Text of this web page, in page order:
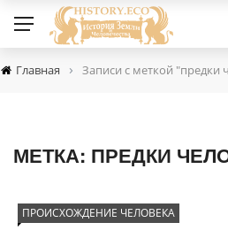
Главная › Записи с меткой "предки
МЕТКА: ПРЕДКИ
ПРОИСХОЖДЕНИЕ ЧЕЛОВЕКА